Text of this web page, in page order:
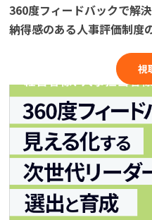
360度フィードバックで解
納得感のある人事評価制度
視